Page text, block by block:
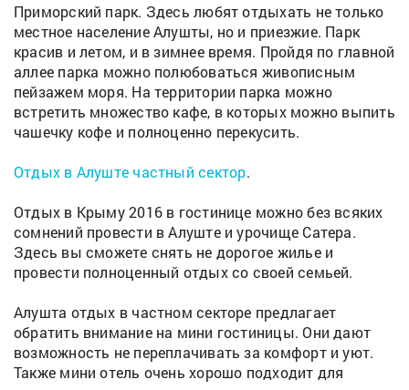
Приморский парк. Здесь любят отдыхать не только
местное население Алушты, но и приезжие. Парк
красив и летом, и в зимнее время. Пройдя по главной
аллее парка можно полюбоваться живописным
пейзажем моря. На территории парка можно
встретить множество кафе, в которых можно выпить
чашечку кофе и полноценно перекусить.
Отдых в Алуште частный сектор.
Отдых в Крыму 2016 в гостинице можно без всяких
сомнений провести в Алуште и урочище Сатера.
Здесь вы сможете снять не дорогое жилье и
провести полноценный отдых со своей семьей.
Алушта отдых в частном секторе предлагает
обратить внимание на мини гостиницы. Они дают
возможность не переплачивать за комфорт и уют.
Также мини отель очень хорошо подходит для